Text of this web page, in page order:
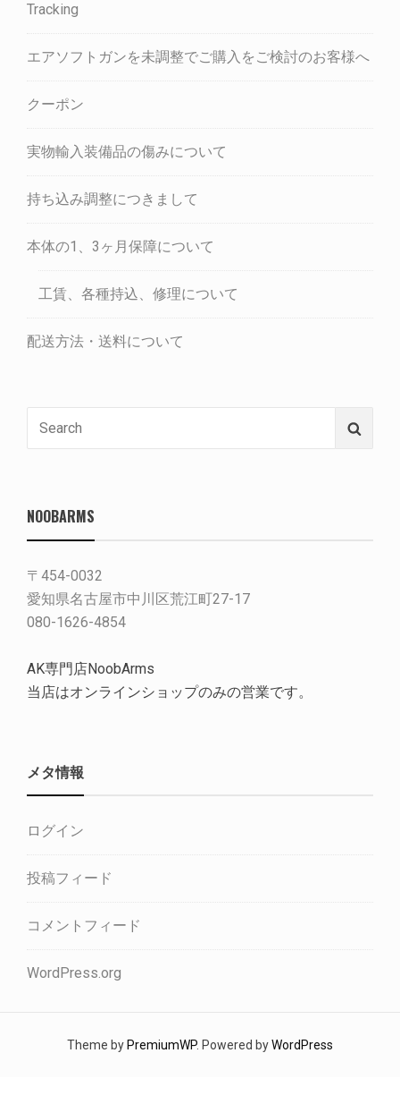
Tracking
エアソフトガンを未調整でご購入をご検討のお客様へ
クーポン
実物輸入装備品の傷みについて
持ち込み調整につきまして
本体の1、3ヶ月保障について
工賃、各種持込、修理について
配送方法・送料について
NOOBARMS
〒454-0032
愛知県名古屋市中川区荒江町27-17
080-1626-4854
AK専門店NoobArms
当店はオンラインショップのみの営業です。
メタ情報
ログイン
投稿フィード
コメントフィード
WordPress.org
Theme by PremiumWP. Powered byWordPress